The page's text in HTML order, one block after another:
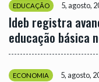
EDUCAÇÃO 5, agosto,
Ideb registra
educação básica
ECONOMIA 5, agosto,